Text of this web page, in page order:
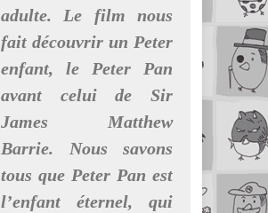
adulte. Le film nous
fait découvrir un Peter
enfant, le Peter Pan
avant celui de Sir
James Matthew
Barrie. Nous savons
tous que Peter Pan est
l’enfant éternel, qui